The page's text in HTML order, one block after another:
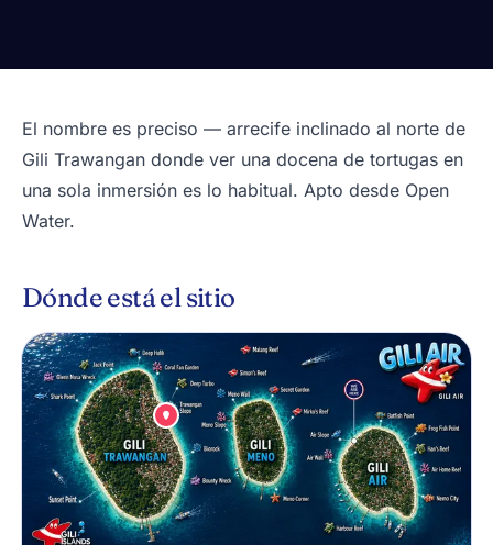
El nombre es preciso — arrecife inclinado al norte de
Gili Trawangan donde ver una docena de tortugas en
una sola inmersión es lo habitual. Apto desde Open
Water.
Dónde está el sitio